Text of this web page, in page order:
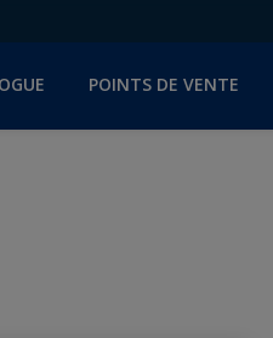
POINTS DE VENTE